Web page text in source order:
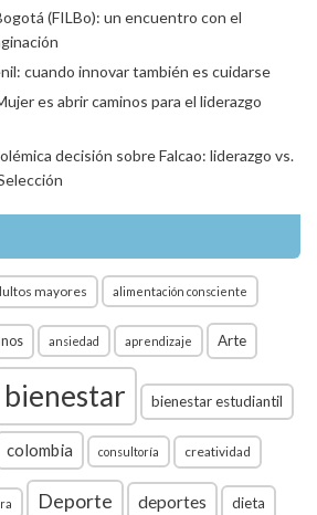
(FILBo): un encuentro con el
cuando innovar también es cuidarse
es abrir caminos para el liderazgo
decisión sobre Falcao: liderazgo vs.
mayores alimentación consciente
ansiedad aprendizaje Arte
bienestar bienestar estudiantil
colombia consultoría creatividad
Deporte deportes dieta